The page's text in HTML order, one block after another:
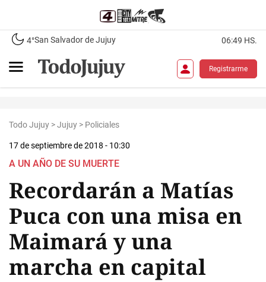
4°San Salvador de Jujuy 06:49 HS.
Registrarme
Todo Jujuy >Jujuy > Policiales
17 de septiembre de 2018 - 10:30
A UN AÑO DE SU MUERTE
Recordarán a Matías
Puca con una misa en
Maimará y una
marcha en capital